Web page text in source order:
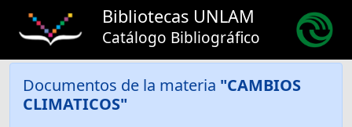
Bibliotecas UNLAM
Catálogo Bibliográfico
Documentos de la materia "CAMBIOS
CLIMATICOS"